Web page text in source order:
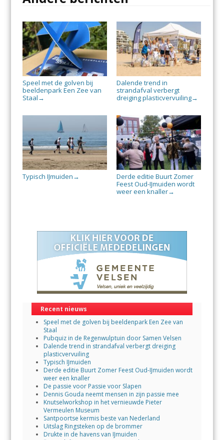
Speel met de golven bij
beeldenpark Een Zee van
Staal →
Dalende trend in
strandafval verbergt
dreiging plasticvervuiling→
Typisch IJmuiden →
Derde editie Buurt Zomer
Feest Oud-IJmuiden wordt
weer een knaller→
Recent nieuws
Speel met de golven bij beeldenpark Een Zee van
Staal
Pubquiz in de Regenwulptuin door Samen Velsen
Dalende trend in strandafval verbergt dreiging
plasticvervuiling
Typisch IJmuiden
Derde editie Buurt Zomer Feest Oud-IJmuiden wordt
weer een knaller
De passie voor Passie voor Slapen
Dennis Gouda neemt mensen in zijn passie mee
Knutselworkshop in het vernieuwde Pieter
Vermeulen Museum
Santpoortse kermis beste van Nederland
Uitslag Ringsteken op de brommer
Drukte in de havens van IJmuiden